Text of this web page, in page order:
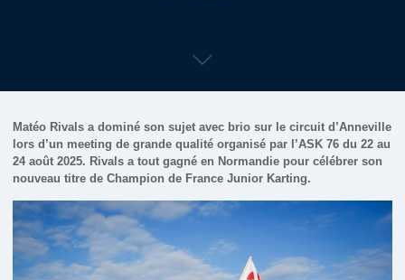
Matéo Rivals a dominé son sujet avec brio sur le circuit d’Anneville
lors d’un meeting de grande qualité organisé par l’ASK 76 du 22 au
24 août 2025. Rivals a tout gagné en Normandie pour célébrer son
nouveau titre de Champion de France Junior Karting.